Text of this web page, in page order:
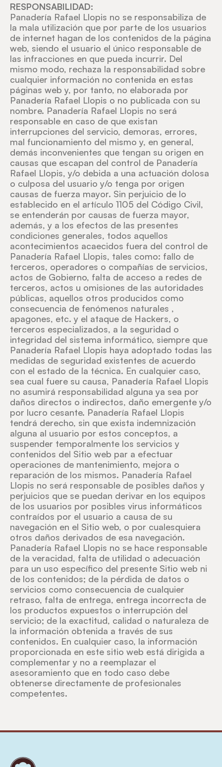
RESPONSABILIDAD:
Panadería Rafael Llopis no se responsabiliza de
la mala utilización que por parte de los usuarios
de internet hagan de los contenidos de la página
web, siendo el usuario el único responsable de
las infracciones en que pueda incurrir. Del
mismo modo, rechaza la responsabilidad sobre
cualquier información no contenida en estas
páginas web y, por tanto, no elaborada por
Panadería Rafael Llopis o no publicada con su
nombre. Panadería Rafael Llopis no será
responsable en caso de que existan
interrupciones del servicio, demoras, errores,
mal funcionamiento del mismo y, en general,
demás inconvenientes que tengan su origen en
causas que escapan del control de Panadería
Rafael Llopis, y/o debida a una actuación dolosa
o culposa del usuario y/o tenga por origen
causas de fuerza mayor. Sin perjuicio de lo
establecido en el artículo 1105 del Código Civil,
se entenderán por causas de fuerza mayor,
además, y a los efectos de las presentes
condiciones generales, todos aquellos
acontecimientos acaecidos fuera del control de
Panadería Rafael Llopis, tales como: fallo de
terceros, operadores o compañías de servicios,
actos de Gobierno, falta de acceso a redes de
terceros, actos u omisiones de las autoridades
públicas, aquellos otros producidos como
consecuencia de fenómenos naturales ,
apagones, etc. y el ataque de Hackers, o
terceros especializados, a la seguridad o
integridad del sistema informático, siempre que
Panadería Rafael Llopis haya adoptado todas las
medidas de seguridad existentes de acuerdo
con el estado de la técnica. En cualquier caso,
sea cual fuere su causa, Panadería Rafael Llopis
no asumirá responsabilidad alguna ya sea por
daños directos o indirectos, daño emergente y/o
por lucro cesante. Panadería Rafael Llopis
tendrá derecho, sin que exista indemnización
alguna al usuario por estos conceptos, a
suspender temporalmente los servicios y
contenidos del Sitio web par a efectuar
operaciones de mantenimiento, mejora o
reparación de los mismos. Panadería Rafael
Llopis no será responsable de posibles daños y
perjuicios que se puedan derivar en los equipos
de los usuarios por posibles virus informáticos
contraídos por el usuario a causa de su
navegación en el Sitio web, o por cualesquiera
otros daños derivados de esa navegación.
Panadería Rafael Llopis no se hace responsable
de la veracidad, falta de utilidad o adecuación
para un uso específico del presente Sitio web ni
de los contenidos; de la pérdida de datos o
servicios como consecuencia de cualquier
retraso, falta de entrega, entrega incorrecta de
los productos expuestos o interrupción del
servicio; de la exactitud, calidad o naturaleza de
la información obtenida a través de sus
contenidos. En cualquier caso, la información
proporcionada en este sitio web está dirigida a
complementar y no a reemplazar el
asesoramiento que en todo caso debe
obtenerse directamente de profesionales
competentes.